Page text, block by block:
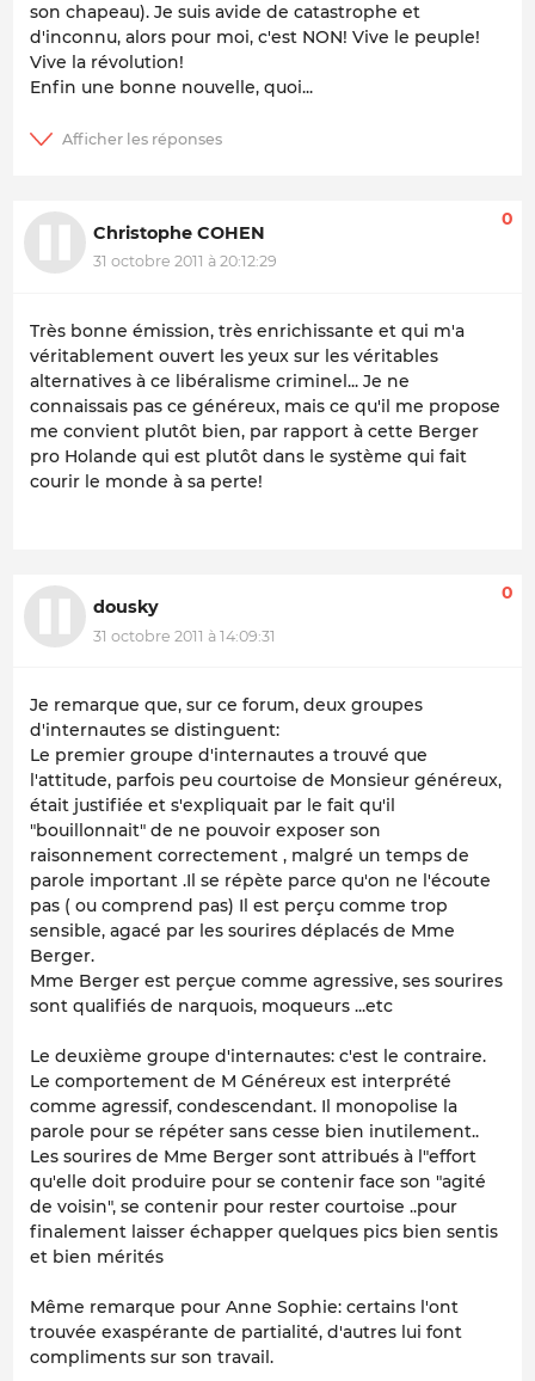
son chapeau). Je suis avide de catastrophe et
d'inconnu, alors pour moi, c'est NON! Vive le peuple!
Vive la révolution!
Enfin une bonne nouvelle, quoi...
Christophe COHEN
31 octobre 2011 à 20:12:29
0
Très bonne émission, très enrichissante et qui m'a
véritablement ouvert les yeux sur les véritables
alternatives à ce libéralisme criminel... Je ne
connaissais pas ce généreux, mais ce qu'il me propose
me convient plutôt bien, par rapport à cette Berger
pro Holande qui est plutôt dans le système qui fait
courir le monde à sa perte!
dousky
31 octobre 2011 à 14:09:31
0
Je remarque que, sur ce forum, deux groupes
d'internautes se distinguent:
Le premier groupe d'internautes a trouvé que
l'attitude, parfois peu courtoise de Monsieur généreux,
était justifiée et s'expliquait par le fait qu'il
"bouillonnait" de ne pouvoir exposer son
raisonnement correctement , malgré un temps de
parole important .Il se répète parce qu'on ne l'écoute
pas ( ou comprend pas) Il est perçu comme trop
sensible, agacé par les sourires déplacés de Mme
Berger.
Mme Berger est perçue comme agressive, ses sourires
sont qualifiés de narquois, moqueurs ...etc
Le deuxième groupe d'internautes: c'est le contraire.
Le comportement de M Généreux est interprété
comme agressif, condescendant. Il monopolise la
parole pour se répéter sans cesse bien inutilement..
Les sourires de Mme Berger sont attribués à l"effort
qu'elle doit produire pour se contenir face son "agité
de voisin", se contenir pour rester courtoise ..pour
finalement laisser échapper quelques pics bien sentis
et bien mérités
Même remarque pour Anne Sophie: certains l'ont
trouvée exaspérante de partialité, d'autres lui font
compliments sur son travail.